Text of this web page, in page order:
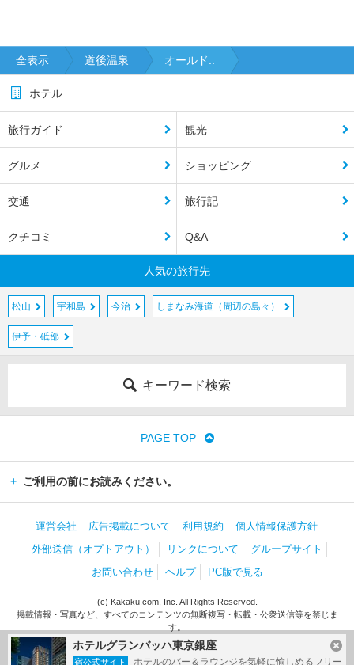
ホテルグランバッハ東京銀座
宿公式サイト ホテルのバー＆ラウンジを気軽に愉しめるフリー
全表示 道後温泉 オールド..
ホテル
旅行ガイド 観光
グルメ ショッピング
交通 旅行記
クチコミ Q&A
人気の旅行先
松山 宇和島 今治 しまなみ海道（周辺の島々）
伊予・砥部
キーワード検索
PAGE TOP
ご利用の前にお読みください。
運営会社 広告掲載について 利用規約
個人情報保護方針
外部送信（オプトアウト）
リンクについて
グループサイト
お問い合わせ
ヘルプ PC版で見る
(c) Kakaku.com, Inc. All Rights Reserved.
掲載情報・写真など、すべてのコンテンツの無断複写・転載・公衆送信等を禁じま
す。